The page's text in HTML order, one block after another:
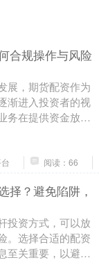
合规操作与风险
展，期货配资作为
渐进入投资者的视
务在提供资金放大
高的风险。如何
阅读：66
择？避免陷阱，
投资方式，可以放
。选择合适的配资
至关重要，以避免
**选择平台的原